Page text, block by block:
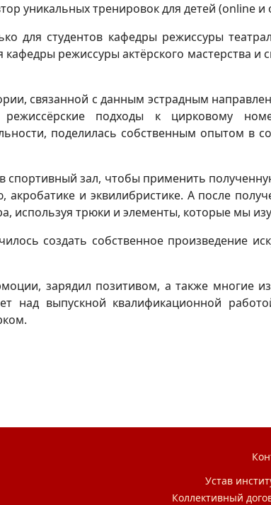
уникальных тренировок для детей (online и
для студентов кафедры режиссуры
режиссуры актёрского мастерства
связанной с данным эстрадным
режиссёрские подходы к цирковому
поделилась собственным опытом в
спортивный зал, чтобы применить
и эквилибристике. А после
используя трюки и элементы, которые мы
создать собственное произведение
зарядил позитивом, а также многие
над выпускной квалификационной
Устав
Коллективный